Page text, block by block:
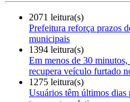
2071 leitura(s)
Prefeitura reforça prazos
municipais
1394 leitura(s)
Em menos de 30
recupera veículo furtado
1275 leitura(s)
Usuários têm últimos dias